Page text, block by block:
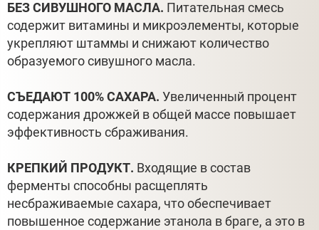
БЕЗ СИВУШНОГО МАСЛА. Питательная смесь
содержит витамины и микроэлементы, которые
укрепляют штаммы и снижают количество
образуемого сивушного масла.
СЪЕДАЮТ 100% САХАРА. Увеличенный процент
содержания дрожжей в общей массе повышает
эффективность сбраживания.
КРЕПКИЙ ПРОДУКТ. Входящие в состав
ферменты способны расщеплять
несбраживаемые сахара, что обеспечивает
повышенное содержание этанола в браге, а это в